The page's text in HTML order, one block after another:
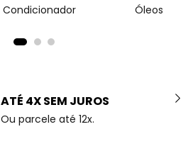
Condicionador Óleos
ATÉ 4X SEM JUROS
Ou parcele até 12x.